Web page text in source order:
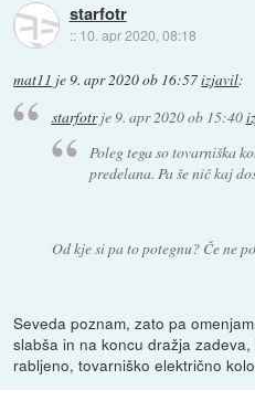
starfotr
:: 10. apr 2020, 08:18
mat11 je9. apr 2020 ob 16:57izjavil:
starfotrje 9. apr 2020 ob 15:40
Poleg tega so tovarniška
predelana. Pa še nič kaj
Od kje si pa to potegnu? Če ne
Seveda poznam, zato pa
slabša in na koncu dražja
rabljeno, tovarniško električno